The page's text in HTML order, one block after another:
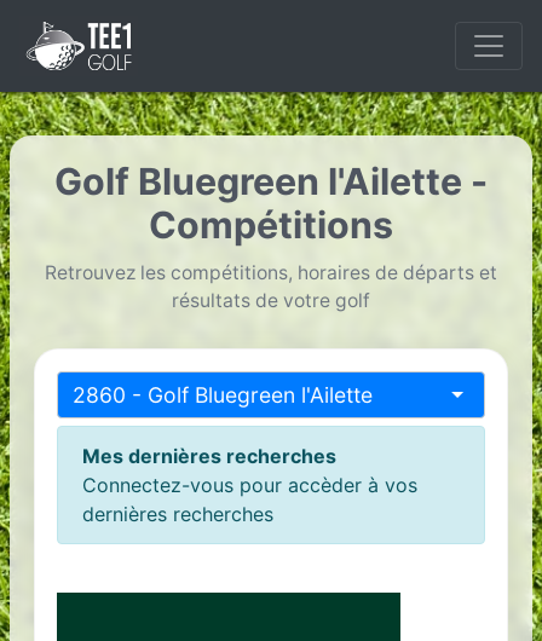
Golf Bluegreen l'Ailette -
Compétitions
Retrouvez les compétitions, horaires de départs et
résultats de votre golf
2860 - Golf Bluegreen l'Ailette
Mes dernières recherches
Connectez-vous pour accèder à vos
dernières recherches